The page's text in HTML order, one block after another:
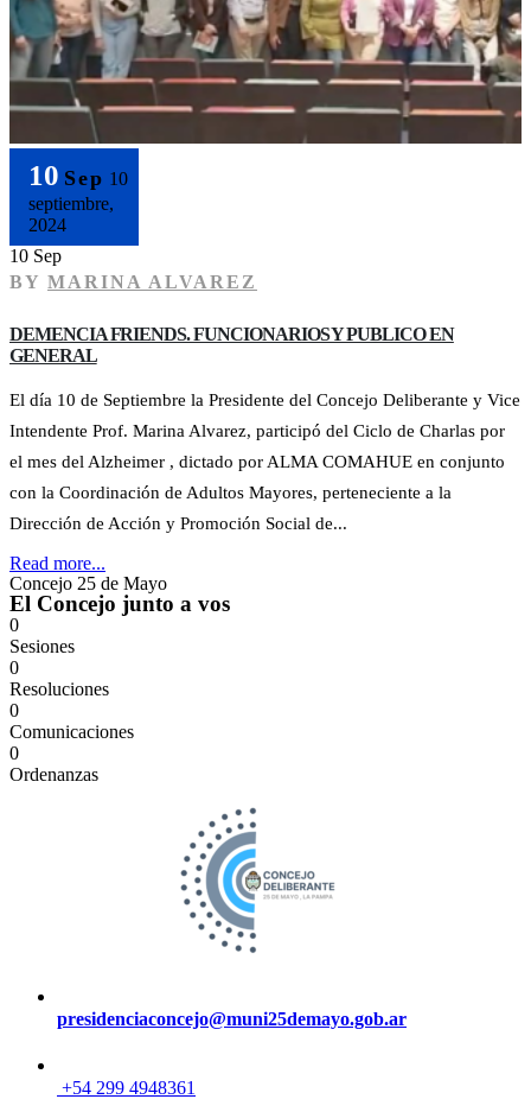
10 Sep 10
septiembre,
2024
10 Sep
BY MARINA ALVAREZ
DEMENCIA FRIENDS. FUNCIONARIOS Y PUBLICO EN
GENERAL
El día 10 de Septiembre la Presidente del Concejo Deliberante y Vice
Intendente Prof. Marina Alvarez, participó del Ciclo de Charlas por
el mes del Alzheimer , dictado por ALMA COMAHUE en conjunto
con la Coordinación de Adultos Mayores, perteneciente a la
Dirección de Acción y Promoción Social de...
Read more...
Concejo 25 de Mayo
El Concejo junto a vos
0
Sesiones
0
Resoluciones
0
Comunicaciones
0
Ordenanzas
presidenciaconcejo@muni25demayo.gob.ar
+54 299 4948361